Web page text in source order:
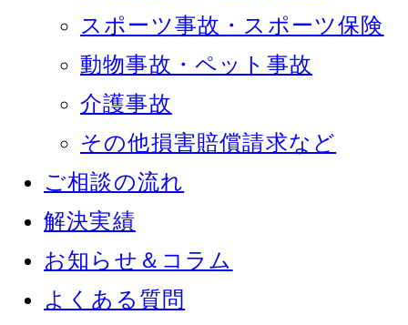
スポーツ事故・スポーツ保険
動物事故・ペット事故
介護事故
その他損害賠償請求など
ご相談の流れ
解決実績
お知らせ＆コラム
よくある質問